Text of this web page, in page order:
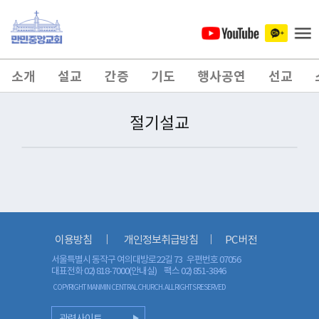
소개 설교 간증 기도 행사공연 선교
절기설교
이용방침 개인정보취급방침 PC 버전
서울특별시 동작구 여의대방로22길 73 우편번호 07056
대표전화 02) 818-7000(안내실)
팩스 02) 851-3846
COPYRIGHT MANMIN CENTRAL CHURCH. ALL RIGHTS RESERVED